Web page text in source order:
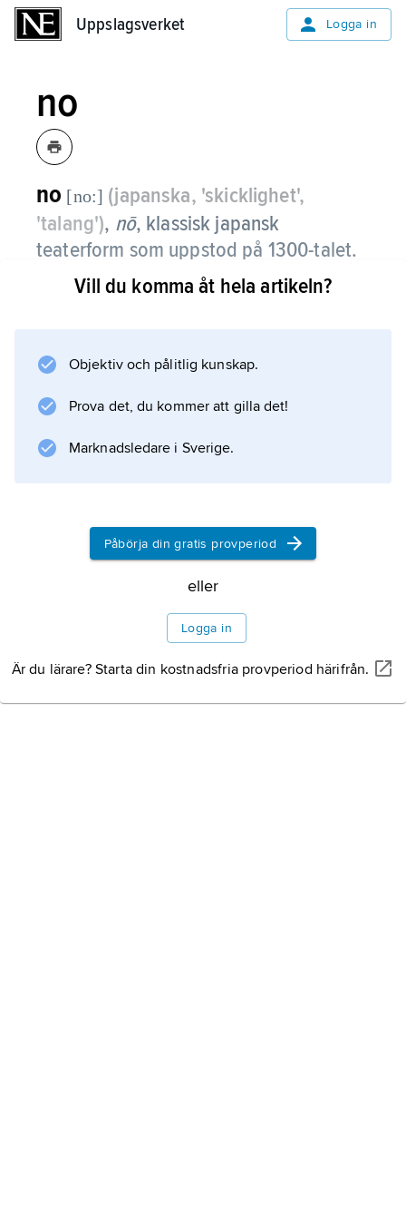
Uppslagsverket Logga in
no
no [no:] (japanska, 'skicklighet',
'talang'), nō, klassisk japansk
teaterform som uppstod på 1300-talet.
Den uppfördes ursprungligen utomhus på
religiösa högtider eller skördefester.
Litteraturanvisning
Vill du komma åt hela artikeln?
Objektiv och pålitlig kunskap.
Prova det, du kommer att gilla det!
Marknadsledare i Sverige.
Påbörja din gratis provperiod
eller
Logga in
Är du lärare? Starta din kostnadsfria provperiod härifrån.